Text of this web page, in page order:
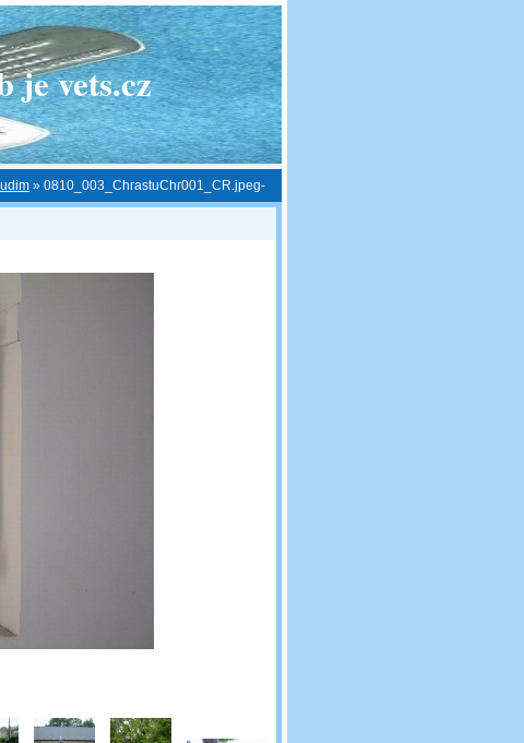
je vets.cz
» 0810_003_ChrastuChr001_CR.jpeg-